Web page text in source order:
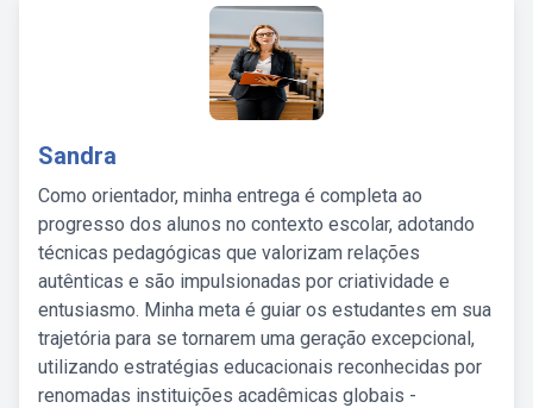
Sandra
Como orientador, minha entrega é completa ao
progresso dos alunos no contexto escolar, adotando
técnicas pedagógicas que valorizam relações
autênticas e são impulsionadas por criatividade e
entusiasmo. Minha meta é guiar os estudantes em sua
trajetória para se tornarem uma geração excepcional,
utilizando estratégias educacionais reconhecidas por
renomadas instituições acadêmicas globais -